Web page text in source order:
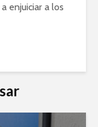
enjuiciar a los